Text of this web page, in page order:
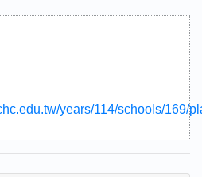
years/114/schools/169/